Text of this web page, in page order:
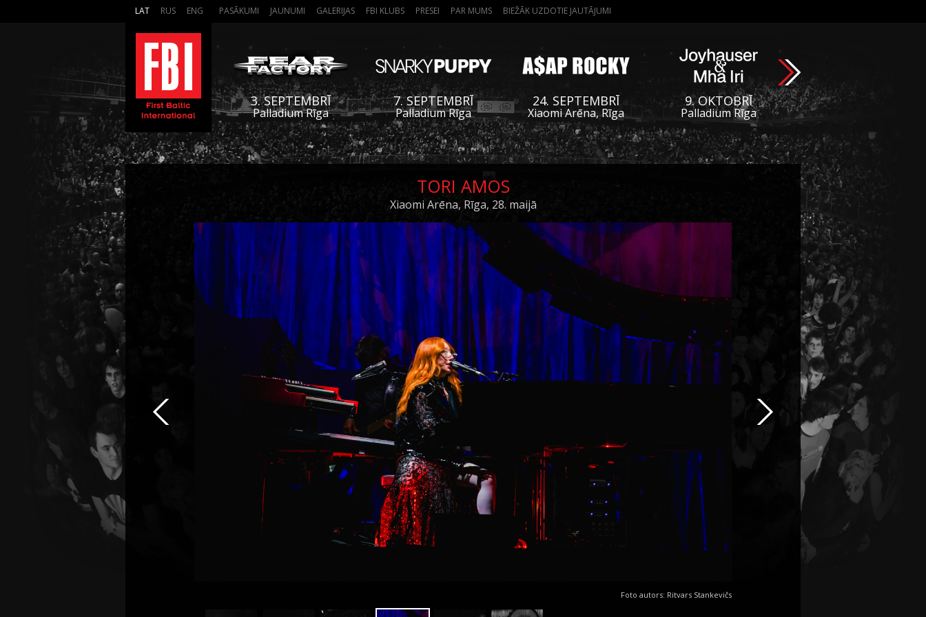
LAT RUS ENG PASĀKUMI JAUNUMI GALERIJAS FBI KLUBS PRESEI PAR MUMS BIEŽĀK UZDOTIE JAUTĀJUMI
3. SEPTEMBRĪ
Palladium Rīga
7. SEPTEMBRĪ
Palladium Rīga
24. SEPTEMBRĪ
Xiaomi Arēna, Rīga
9. OKTOBRĪ
Palladium Rīga
TORI AMOS
Xiaomi Arēna, Rīga, 28. maijā
Foto autors: Ritvars Stankevičs